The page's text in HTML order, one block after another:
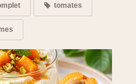
tomates